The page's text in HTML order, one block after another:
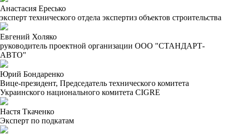
Анастасия Ересько
эксперт технического отдела экспертиз объектов строительства
Евгений Холяко
руководитель проектной организации ООО "СТАНДАРТ-
АВТО"
Юрий Бондаренко
Вице-президент, Председатель технического комитета
Украинского национального комитета CIGRE
Настя Ткаченко
Эксперт по подкатам